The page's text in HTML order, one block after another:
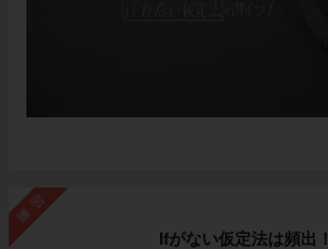
練習
Ifがない仮定法は頻出！